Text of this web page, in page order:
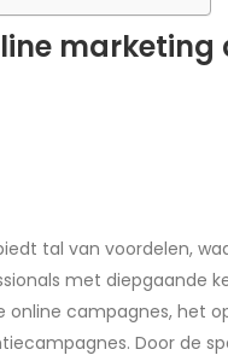
tal van voordelen,
met diepgaande
campagnes, het
Door de